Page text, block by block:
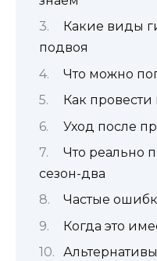
Какие виды
подвоя
Что можно
Как
Уход после
Что реально
сезон-два
Частые
Когда это